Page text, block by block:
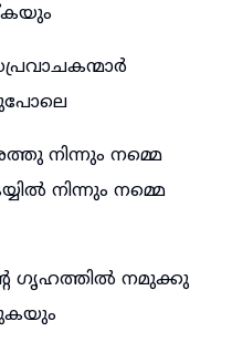
നിന്നും നമ്മെ
നിന്നും നമ്മെ
ഗൃഹത്തിൽ നമുക്കു